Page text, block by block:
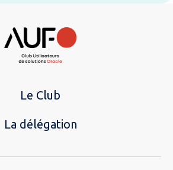
Le Club
La délégation